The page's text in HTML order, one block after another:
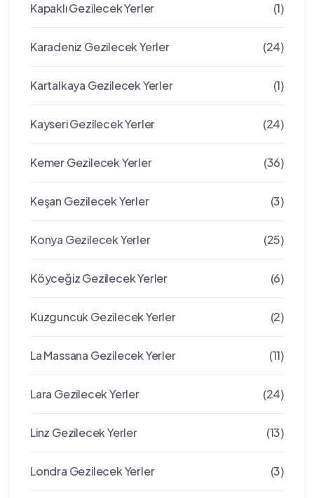
Kapaklı Gezilecek Yerler (1)
Karadeniz Gezilecek Yerler (24)
Kartalkaya Gezilecek Yerler (1)
Kayseri Gezilecek Yerler (24)
Kemer Gezilecek Yerler (36)
Keşan Gezilecek Yerler (3)
Konya Gezilecek Yerler (25)
Köyceğiz Gezilecek Yerler (6)
Kuzguncuk Gezilecek Yerler (2)
La Massana Gezilecek Yerler (11)
Lara Gezilecek Yerler (24)
Linz Gezilecek Yerler (13)
Londra Gezilecek Yerler (3)